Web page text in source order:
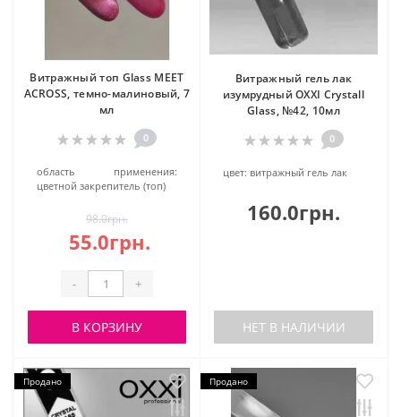
Витражный топ Glass MEET
ACROSS, темно-малиновый, 7
мл
0
область применения:
цветной закрепитель (топ)
98.0грн.
55.0грн.
- +
В КОРЗИНУ
Витражный гель лак
изумрудный OXXI Crystall
Glass, №42, 10мл
0
цвет: витражный гель лак
160.0грн.
НЕТ В НАЛИЧИИ
Продано Продано